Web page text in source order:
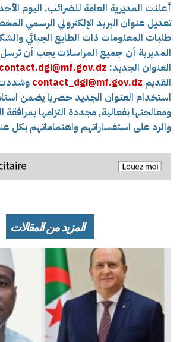
أعلنت المديرية العامة للضرائب, اليوم
تعديل عنوان البريد الإلكتروني الرسمي
طلبات المعلومات ذات الطابع الجبائي
المديرية أن جميع المراسلات يجب أن ترسل
العنوان الجديد: contact.dgi@mf.gov.dz
القديم contact_dgi@mf.gov.dz وشددت
استخدام العنوان الجديد حصريا يضمن
ومعالجتها بفعالية, مجددة التزامها بمرافقة
والرد على استفساراتهم واهتماماتهم بكل
المزيد من المقالات